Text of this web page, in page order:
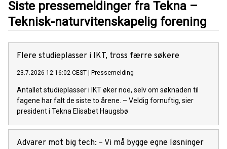
Siste pressemeldinger fra Tekna –
Teknisk-naturvitenskapelig forening
Flere studieplasser i IKT, tross færre søkere
23.7.2026 12:16:02 CEST Pressemelding
Antallet studieplasser i IKT øker noe, selv om søknaden til
fagene har falt de siste to årene. – Veldig fornuftig, sier
president i Tekna Elisabet Haugsbø
Advarer mot big tech: – Vi må bygge egne løsninger